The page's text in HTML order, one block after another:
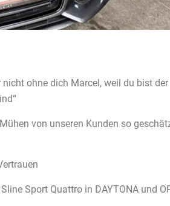
ohne dich Marcel, weil du bist der
von unseren Kunden so
Sport Quattro in DAYTONA und